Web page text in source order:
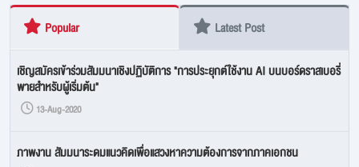
Popular Latest Post
เชิญสมัครเข้าร่วมสัมมนาเชิงปฏิบัติการ "การประยุกต์ใช้งาน AI บนบอร์ดราสเบอรี่
พายสำหรับผู้เริ่มต้น"
13-Aug-2020
ภาพงาน สัมมนาระดมแนวคิดเพื่อแสวงหาความต้องการจากภาคเอกชน